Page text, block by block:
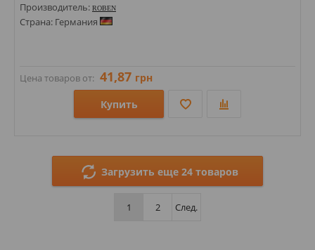
Производитель: ROBEN
Страна: Германия
Цена товаров от: 41,87 грн
Купить
Стили: Под кирпич;
Загрузить еще 24 товаров
1 2 След.